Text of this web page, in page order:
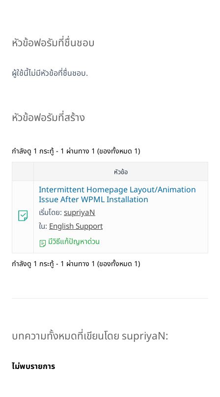
หัวข้อฟอรัมที่ชื่นชอบ
ผู้ใช้นี้ไม่มีหัวข้อที่ชื่นชอบ.
หัวข้อฟอรัมที่สร้าง
กำลังดู 1 กระทู้ - 1 ผ่านทาง 1 (ของทั้งหมด 1)
หัวข้อ
Intermittent Homepage Layout/Animation
Issue After WPML Installation
เริ่มโดย: supriyaN
ใน: English Support
มีวิธีแก้ปัญหาด่วน
กำลังดู 1 กระทู้ - 1 ผ่านทาง 1 (ของทั้งหมด 1)
บทความทั้งหมดที่เขียนโดย supriyaN:
ไม่พบรายการ